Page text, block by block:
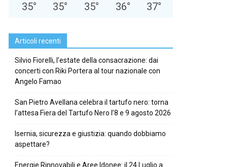
35° 35° 35° 36° 37°
Articoli recenti
Silvio Fiorelli, l’estate della consacrazione: dai
concerti con Riki Portera al tour nazionale con
Angelo Famao
San Pietro Avellana celebra il tartufo nero: torna
l’attesa Fiera del Tartufo Nero l’8 e 9 agosto 2026
Isernia, sicurezza e giustizia: quando dobbiamo
aspettare?
Energie Rinnovabili e Aree Idonee: il 24 Luglio a